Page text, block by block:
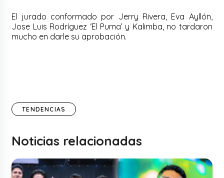
El jurado conformado por Jerry Rivera, Eva Ayllón,
Jose Luis Rodríguez ‘El Puma’ y Kalimba, no tardaron
mucho en darle su aprobación.
TENDENCIAS
Noticias relacionadas